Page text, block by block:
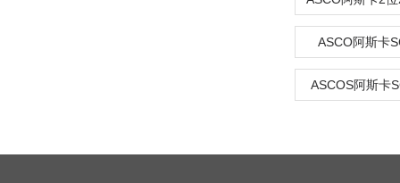
ASCO阿斯卡
ASCOS阿斯卡